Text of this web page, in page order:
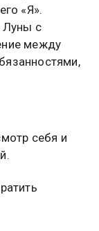
«Я».
Луны с
между
себя и